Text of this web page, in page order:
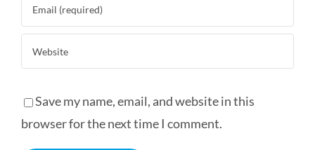
Save my name, email, and website in this
browser for the next time I comment.